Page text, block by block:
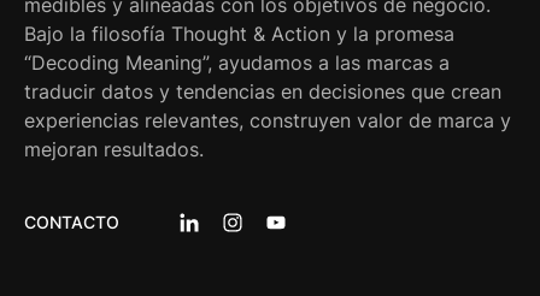
medibles y alineadas con los objetivos de negocio.
Bajo la filosofía Thought & Action y la promesa
“Decoding Meaning”, ayudamos a las marcas a
traducir datos y tendencias en decisiones que crean
experiencias relevantes, construyen valor de marca y
mejoran resultados.
CONTACTO LINKEDIN: WAM
INSTAGRAM: WAM
YOUTUBE: WAM